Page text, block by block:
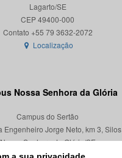
Lagarto/SE
CEP 49400-000
Localização
Nossa Senhora da Glória
Campus do Sertão
Engenheiro Jorge Neto, km 3, Silos
Nossa Senhora da Glória/SE
CEP 49680-000